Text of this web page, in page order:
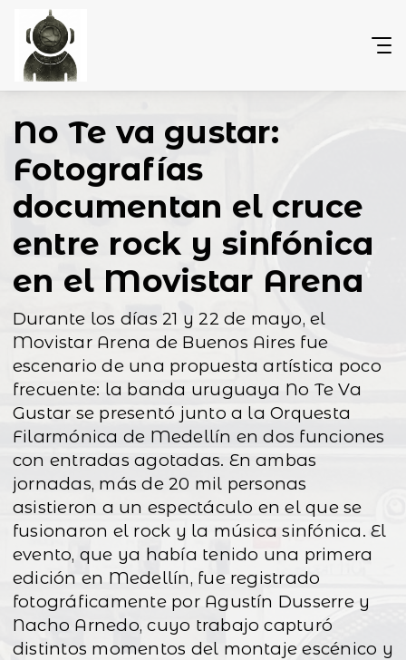
No Te va gustar:
Fotografías
documentan el cruce
entre rock y sinfónica
en el Movistar Arena
Durante los días 21 y 22 de mayo, el
Movistar Arena de Buenos Aires fue
escenario de una propuesta artística poco
frecuente: la banda uruguaya No Te Va
Gustar se presentó junto a la Orquesta
Filarmónica de Medellín en dos funciones
con entradas agotadas. En ambas
jornadas, más de 20 mil personas
asistieron a un espectáculo en el que se
fusionaron el rock y la música sinfónica. El
evento, que ya había tenido una primera
edición en Medellín, fue registrado
fotográficamente por Agustín Dusserre y
Nacho Arnedo, cuyo trabajo capturó
distintos momentos del montaje escénico y